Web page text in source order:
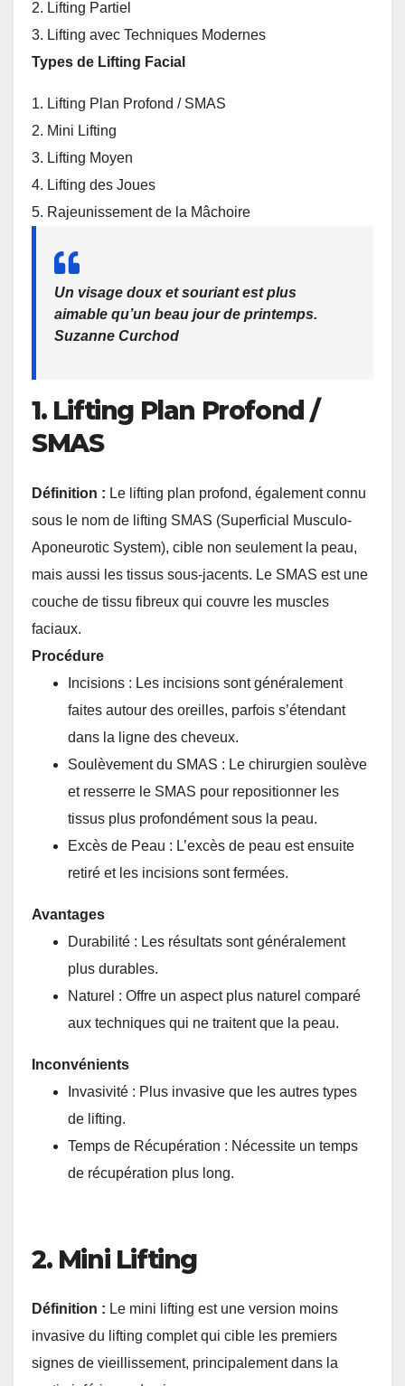
2. Lifting Partiel
3. Lifting avec Techniques Modernes
Types de Lifting Facial
1. Lifting Plan Profond / SMAS
2. Mini Lifting
3. Lifting Moyen
4. Lifting des Joues
5. Rajeunissement de la Mâchoire
Un visage doux et souriant est plus
aimable qu’un beau jour de printemps.
Suzanne Curchod
1. Lifting Plan Profond /
SMAS
Définition : Le lifting plan profond, également connu
sous le nom de lifting SMAS (Superficial Musculo-
Aponeurotic System), cible non seulement la peau,
mais aussi les tissus sous-jacents. Le SMAS est une
couche de tissu fibreux qui couvre les muscles
faciaux.
Procédure
Incisions : Les incisions sont généralement
faites autour des oreilles, parfois s’étendant
dans la ligne des cheveux.
Soulèvement du SMAS : Le chirurgien soulève
et resserre le SMAS pour repositionner les
tissus plus profondément sous la peau.
Excès de Peau : L’excès de peau est ensuite
retiré et les incisions sont fermées.
Avantages
Durabilité : Les résultats sont généralement
plus durables.
Naturel : Offre un aspect plus naturel comparé
aux techniques qui ne traitent que la peau.
Inconvénients
Invasivité : Plus invasive que les autres types
de lifting.
Temps de Récupération : Nécessite un temps
de récupération plus long.
2. Mini Lifting
Définition : Le mini lifting est une version moins
invasive du lifting complet qui cible les premiers
signes de vieillissement, principalement dans la